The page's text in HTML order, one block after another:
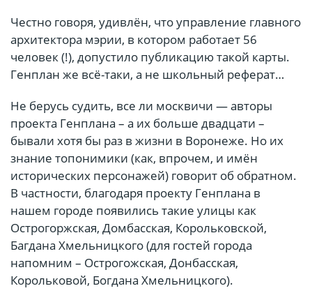
Честно говоря, удивлён, что управление главного
архитектора мэрии, в котором работает 56
человек (!), допустило публикацию такой карты.
Генплан же всё-таки, а не школьный реферат…
Не берусь судить, все ли москвичи — авторы
проекта Генплана – а их больше двадцати –
бывали хотя бы раз в жизни в Воронеже. Но их
знание топонимики (как, впрочем, и имён
исторических персонажей) говорит об обратном.
В частности, благодаря проекту Генплана в
нашем городе появились такие улицы как
Острогоржская, Домбасская, Корольковской,
Багдана Хмельницкого (для гостей города
напомним – Острогожская, Донбасская,
Корольковой, Богдана Хмельницкого).